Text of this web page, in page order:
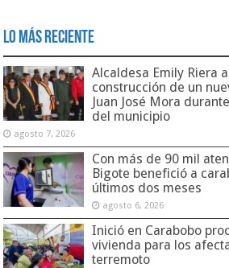
Lo Más Reciente
Alcaldesa Emily Riera
construcción de un
Juan José Mora
del municipio
agosto 7, 2026
Con más de 90 mil
Bigote benefició a
últimos dos meses
agosto 6, 2026
Inició en Carabobo
vivienda para los
terremoto